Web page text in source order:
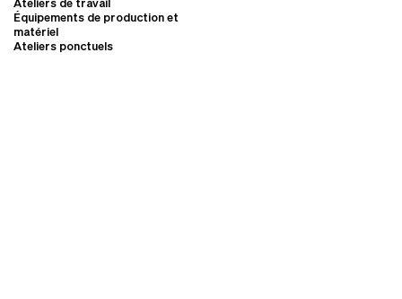
Équipements de production et
matériel
Ateliers ponctuels